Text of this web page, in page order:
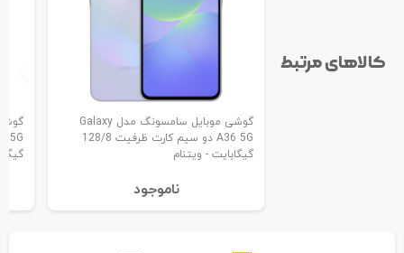
کالاهای مرتبط
گوشی موبایل سامسونگ مدل Galaxy
A36 5G دو سیم کارت ظرفیت 128/8
گیگابایت - ویتنام
نا‌موجود